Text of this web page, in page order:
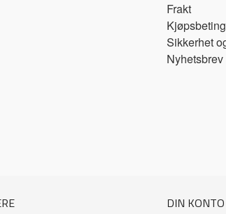
Frakt
Sikkerhet
Nyhetsbrev
DIN KONTO